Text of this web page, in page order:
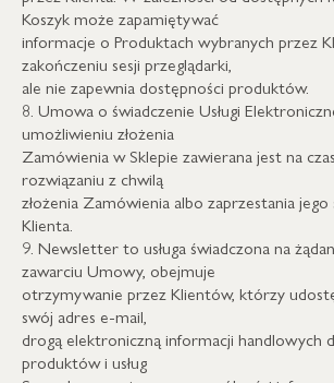
Koszyk może zapamiętywać
informacje o Produktach wybranych przez
zakończeniu sesji przeglądarki,
ale nie zapewnia dostępności produktów.
8. Umowa o świadczenie Usługi
umożliwieniu złożenia
Zamówienia w Sklepie zawierana jest na
rozwiązaniu z chwilą
złożenia Zamówienia albo zaprzestania jego
Klienta.
9. Newsletter to usługa świadczona na
zawarciu Umowy, obejmuje
otrzymywanie przez Klientów, którzy
swój adres e-mail,
drogą elektroniczną informacji handlowych
produktów i usług